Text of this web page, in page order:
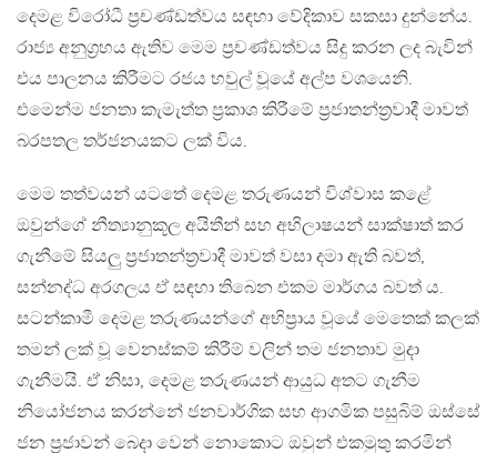
දෙමළ විරෝධී ප්‍රචණ්ඩත්වය සඳහා වේදිකාව සකසා දුන්නේය.
රාජ්‍ය අනුග්‍රහය ඇතිව මෙම ප්‍රචණ්ඩත්වය සිදු කරන ලද බැවින්
එය පාලනය කිරීමට රජය හවුල් වූයේ අල්ප වශයෙනි.
එමෙන්ම ජනතා කැමැත්ත ප්‍රකාශ කිරීමේ ප්‍රජාතන්ත්‍රවාදී මාවත්
බරපතල තර්ජනයකට ලක් විය.
මෙම තත්වයන් යටතේ දෙමළ තරුණයන් විශ්වාස කළේ
ඔවුන්ගේ නීත්‍යානුකූල අයිතීන් සහ අභිලාෂයන් සාක්ෂාත් කර
ගැනීමේ සියලු ප්‍රජාතන්ත්‍රවාදී මාවත් වසා දමා ඇති බවත්,
සන්නද්ධ අරගලය ඒ සඳහා තිබෙන එකම මාර්ගය බවත් ය.
සටන්කාමී දෙමළ තරුණයන්ගේ අභිප්‍රාය වූයේ මෙතෙක් කලක්
තමන් ලක් වූ වෙනස්කම් කිරීම් වලින් තම ජනතාව මුදා
ගැනීමයි. ඒ නිසා, දෙමළ තරුණයන් ආයුධ අතට ගැනීම
නියෝජනය කරන්නේ ජනවාර්ගික සහ ආගමික පසුබිම් ඔස්සේ
ජන ප්‍රජාවන් බෙදා වෙන් නොකොට ඔවුන් එකමුතු කරමින්